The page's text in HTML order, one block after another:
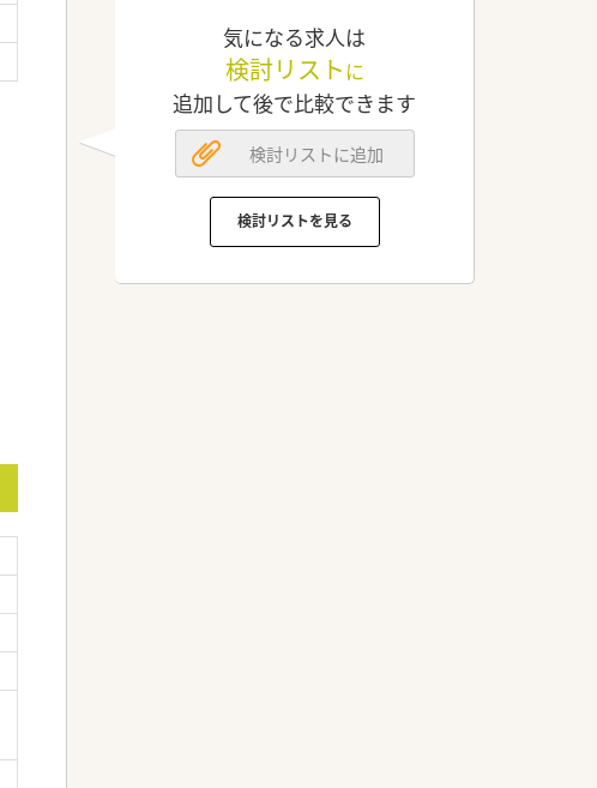
気になる求人は
検討リスト に
追加して後で比較できます
検討リストに追加
検討リストを見る